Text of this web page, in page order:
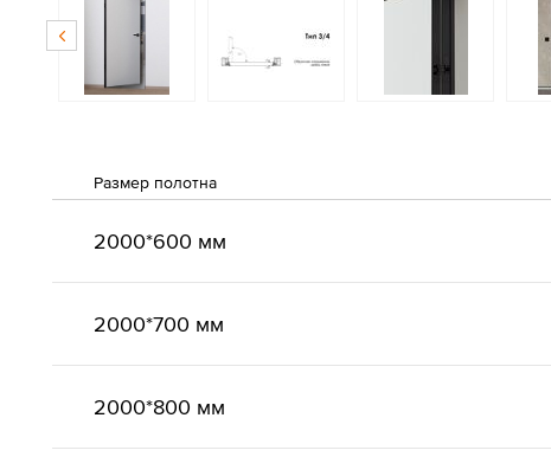
Размер полотна
2000*600 мм
2000*700 мм
2000*800 мм